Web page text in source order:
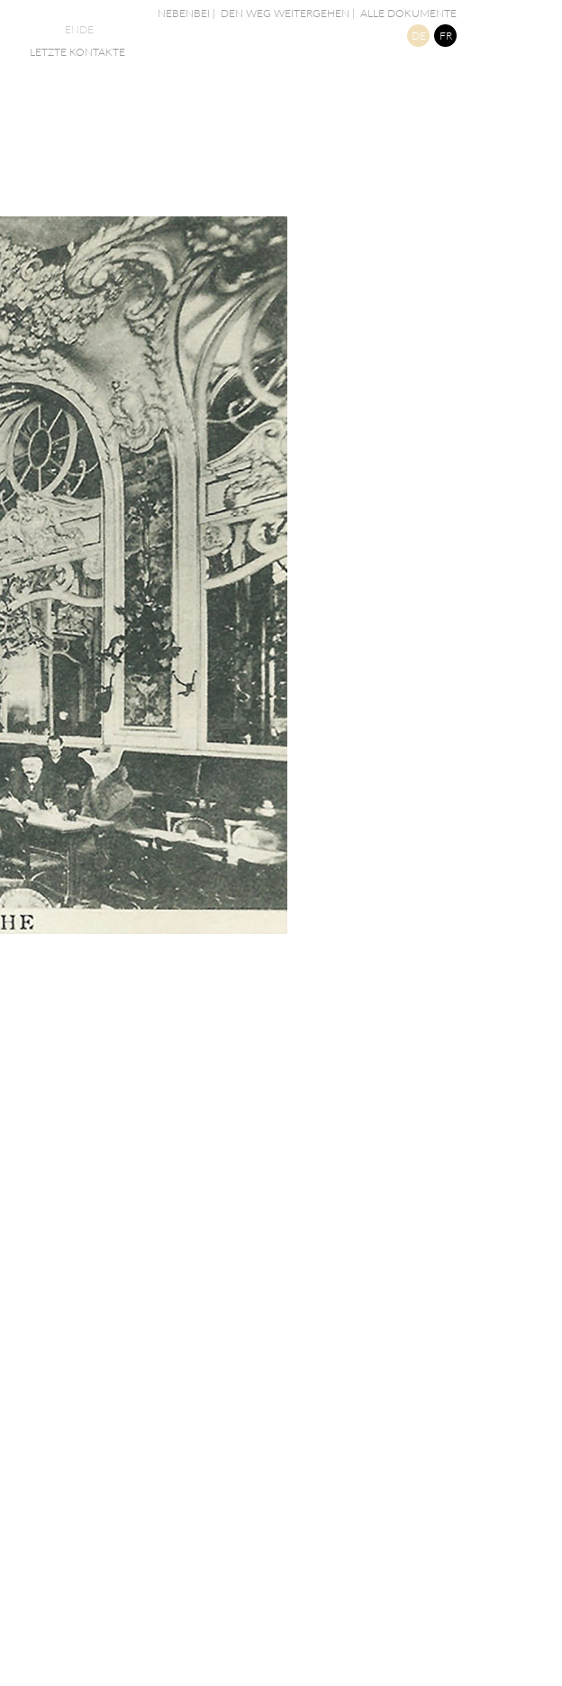
ENDE
LETZTE KONTAKTE
NEBENBEI | DEN WEG WEITERGEHEN | ALLE DOKUMENTE
DE
FR